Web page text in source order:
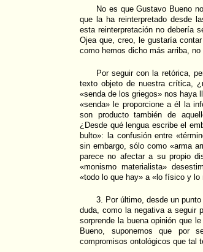
No es que Gustavo Bueno
que la ha reinterpretado desde
esta reinterpretación no debería
Ojea que, creo, le gustaría
como hemos dicho más arriba,
Por seguir con la retórica,
texto objeto de nuestra crítica,
«senda de los griegos» nos haya
«senda» le proporcione a él la
son producto también de
¿Desde qué lengua escribe el
bulto»: la confusión entre
sin embargo, sólo como «arma
parece no afectar a su propio
«monismo materialista»
«todo lo que hay» a «lo físico y lo
3. Por último, desde un
duda, como la negativa a seguir
sorprende la buena opinión que
Bueno, suponemos que por
compromisos ontológicos que tal